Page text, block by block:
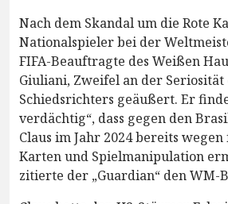
Nach dem Skandal um die Rote
Nationalspieler bei der
FIFA-Beauftragte des Weißen
Giuliani, Zweifel an der Seriosität
Schiedsrichters geäußert. Er
verdächtig“, dass gegen den
Claus im Jahr 2024 bereits
Karten und Spielmanipulation
zitierte der „Guardian“ den WM-